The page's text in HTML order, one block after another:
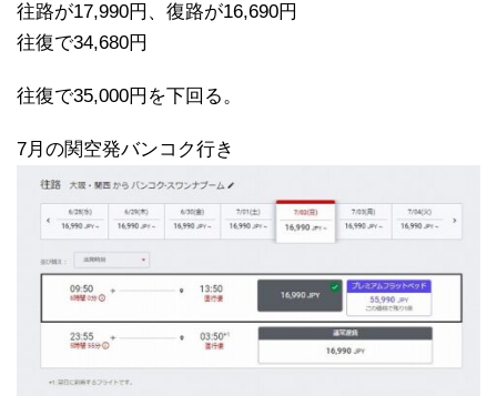
往路が17,990円、復路が16,690円
往復で34,680円
往復で35,000円を下回る。
7月の関空発バンコク行き